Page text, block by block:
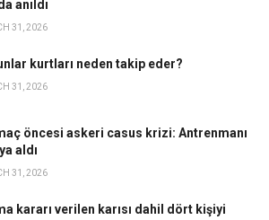
anıldı
31, 2026
kurtları neden takip eder?
31, 2026
öncesi askeri casus krizi: Antrenmanı
aldı
31, 2026
kararı verilen karısı dahil dört kişiyi